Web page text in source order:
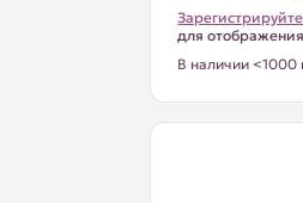
для
В наличии <1000